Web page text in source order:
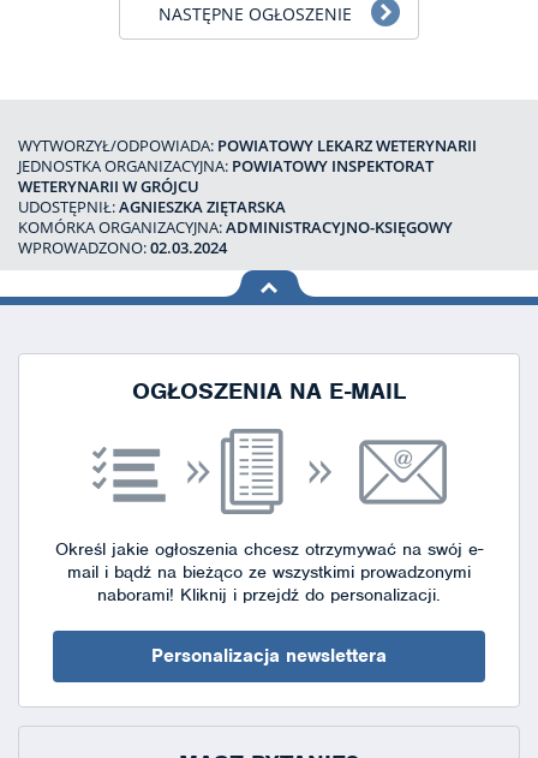
NASTĘPNE OGŁOSZENIE
WYTWORZYŁ/ODPOWIADA: POWIATOWY LEKARZ WETERYNARII
JEDNOSTKA ORGANIZACYJNA: POWIATOWY INSPEKTORAT
WETERYNARII W GRÓJCU
UDOSTĘPNIŁ:AGNIESZKA ZIĘTARSKA
KOMÓRKA ORGANIZACYJNA:ADMINISTRACYJNO-KSIĘGOWY
WPROWADZONO:02.03.2024
na górę
OGŁOSZENIA NA E-MAIL
Określ jakie ogłoszenia chcesz otrzymywać na swój e-
mail i bądź na bieżąco ze wszystkimi prowadzonymi
naborami! Kliknij i przejdź do personalizacji.
Personalizacja newslettera